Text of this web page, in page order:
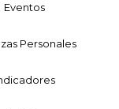
Eventos
Personales